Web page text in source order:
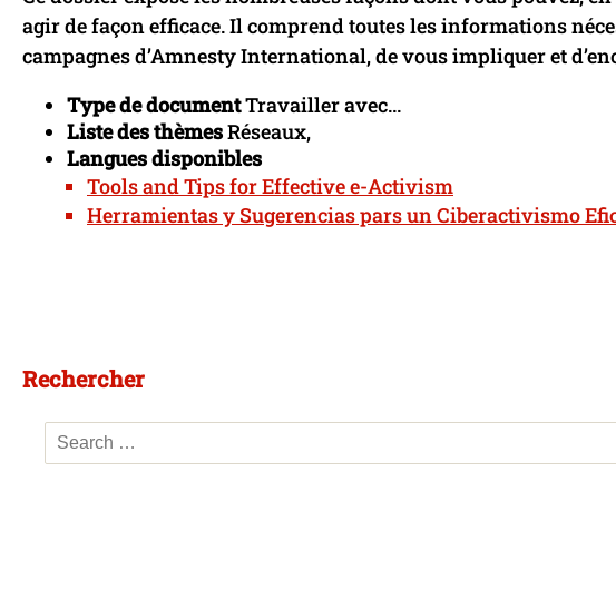
agir de façon efficace. Il comprend toutes les informations
campagnes d’Amnesty International, de vous impliquer et
Type de documentTravailler avec...
Liste des thèmesRéseaux,
Langues disponibles
Tools and Tips for Effective e-Activism
Herramientas y Sugerencias pars un Ciberactivismo
Rechercher